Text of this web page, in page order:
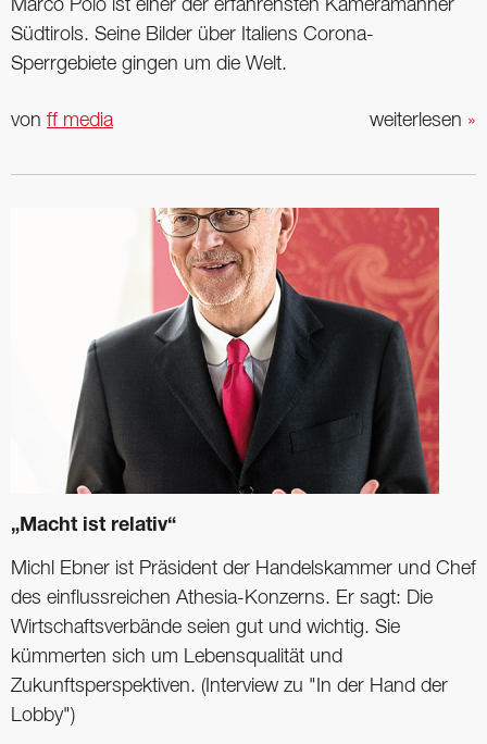
Marco Polo ist einer der erfahrensten Kameramänner
Südtirols. Seine Bilder über Italiens Corona-
Sperrgebiete gingen um die Welt.
weiterlesen »
von ff media
„Macht ist relativ“
Michl Ebner ist Präsident der Handelskammer und Chef
des einflussreichen ­Athesia-Konzerns. Er sagt: Die
Wirtschaftsverbände seien gut und wichtig. Sie
kümmerten sich um Lebensqualität und
Zukunftsperspektiven. (Interview zu "In der Hand der
Lobby")